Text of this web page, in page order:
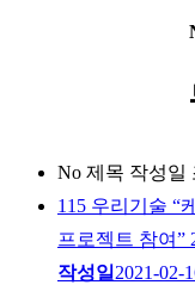
No 제목 작성일
115 우리기술 “
프로젝트 참여”
작성일 2021-02-